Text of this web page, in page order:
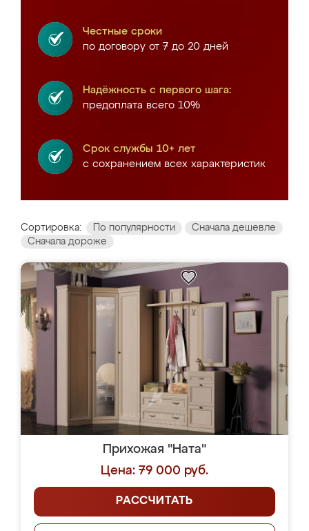
Честные сроки
по договору от 7 до 20 дней
Надёжность с первого шага:
предоплата всего 10%
Срок службы 10+ лет
с сохранением всех характеристик
Сортировка: По популярности
Сначала дешевле
Сначала дороже
Прихожая "Ната"
Цена: 79 000 руб.
РАССЧИТАТЬ